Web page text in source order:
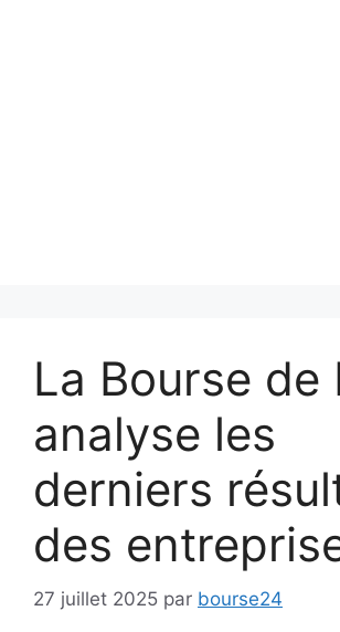
La Bourse de
analyse les
derniers
des
27 juillet 2025 par bourse24